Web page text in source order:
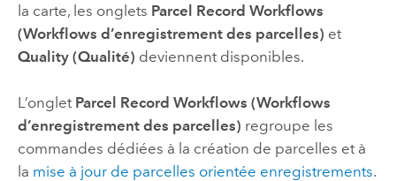
la carte, les onglets Parcel Record Workflows
(Workflows d’enregistrement des parcelles) et
Quality (Qualité) deviennent disponibles.
L’onglet Parcel Record Workflows (Workflows
d’enregistrement des parcelles) regroupe les
commandes dédiées à la création de parcelles et à
la mise à jour de parcelles orientée enregistrements.